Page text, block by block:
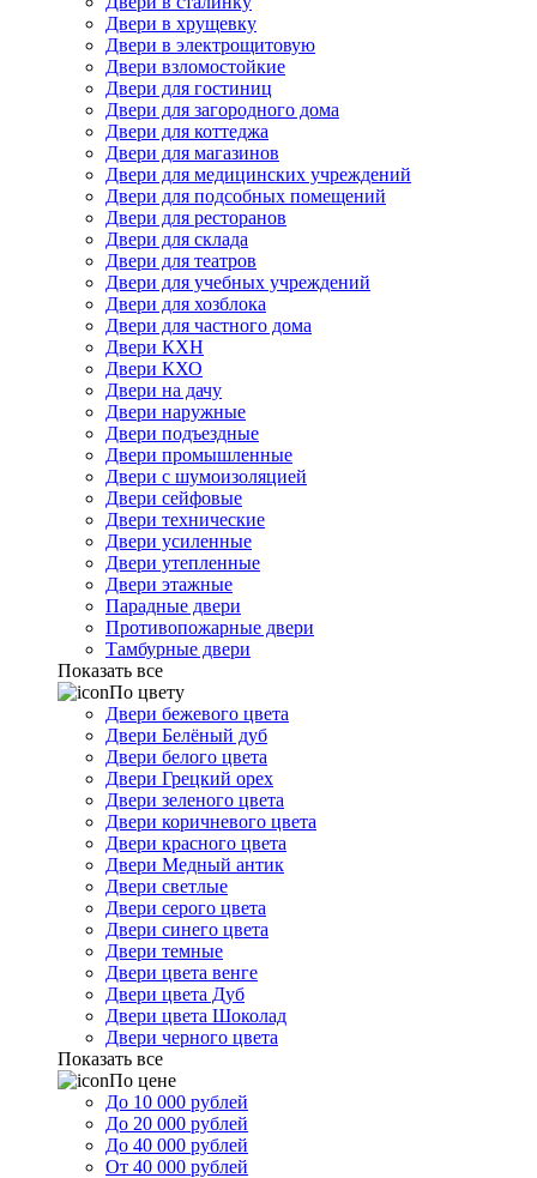
Двери в хрущевку
Двери в электрощитовую
Двери взломостойкие
Двери для гостиниц
Двери для загородного дома
Двери для коттеджа
Двери для магазинов
Двери для медицинских учреждений
Двери для подсобных помещений
Двери для ресторанов
Двери для склада
Двери для театров
Двери для учебных учреждений
Двери для хозблока
Двери для частного дома
Двери КХН
Двери КХО
Двери на дачу
Двери наружные
Двери подъездные
Двери промышленные
Двери с шумоизоляцией
Двери сейфовые
Двери технические
Двери усиленные
Двери утепленные
Двери этажные
Парадные двери
Противопожарные двери
Тамбурные двери
Показать все
По цвету
Двери бежевого цвета
Двери Белёный дуб
Двери белого цвета
Двери Грецкий орех
Двери зеленого цвета
Двери коричневого цвета
Двери красного цвета
Двери Медный антик
Двери светлые
Двери серого цвета
Двери синего цвета
Двери темные
Двери цвета венге
Двери цвета Дуб
Двери цвета Шоколад
Двери черного цвета
Показать все
По цене
До 10 000 рублей
До 20 000 рублей
До 40 000 рублей
От 40 000 рублей